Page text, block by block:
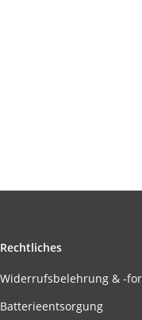
Rechtliches
Widerrufsbelehrung & -
Batterieentsorgung